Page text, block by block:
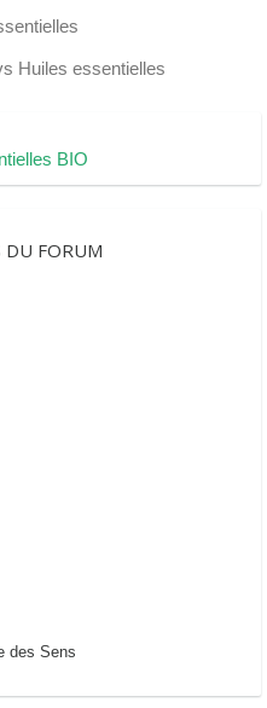
Huiles essentielles
BIO
DU FORUM
des Sens